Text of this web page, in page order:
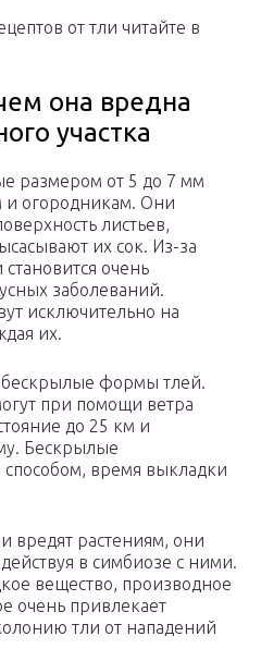
от тли читайте в
она вредна
участка
размером от 5 до 7 мм
и огородникам. Они
листьев,
их сок. Из-за
становится очень
заболеваний.
исключительно на
их.
формы тлей.
при помощи ветра
до 25 км и
Бескрылые
время выкладки
вредят растениям, они
в симбиозе с ними.
вещество, производное
очень привлекает
тли от нападений